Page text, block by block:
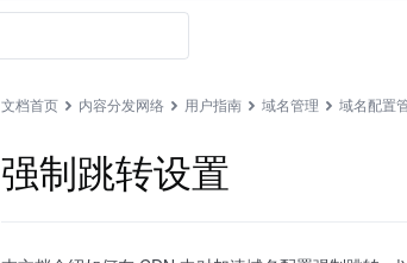
文档首页 内容分发网络 用户指南 域名管理 域名配置
强制跳转设置